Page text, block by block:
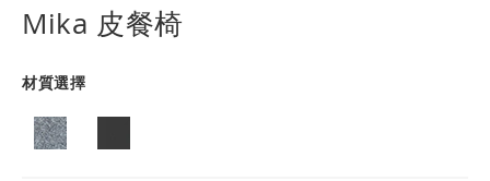
Mika 皮餐椅
材質選擇